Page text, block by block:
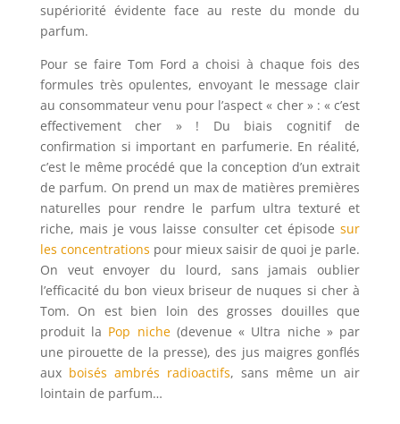
supériorité évidente face au reste du monde du
parfum.
Pour se faire Tom Ford a choisi à chaque fois des
formules très opulentes, envoyant le message clair
au consommateur venu pour l’aspect « cher » : « c’est
effectivement cher » ! Du biais cognitif de
confirmation si important en parfumerie. En réalité,
c’est le même procédé que la conception d’un extrait
de parfum. On prend un max de matières premières
naturelles pour rendre le parfum ultra texturé et
riche, mais je vous laisse consulter cet épisodesur
les concentrations pour mieux saisir de quoi je parle.
On veut envoyer du lourd, sans jamais oublier
l’efficacité du bon vieux briseur de nuques si cher à
Tom. On est bien loin des grosses douilles que
produit la Pop niche(devenue « Ultra niche » par
une pirouette de la presse), des jus maigres gonflés
aux boisés ambrés radioactifs, sans même un air
lointain de parfum…